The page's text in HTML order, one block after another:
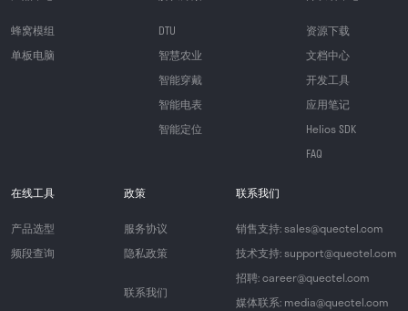
蜂窝模组
单板电脑
DTU
智慧农业
智能穿戴
智能电表
智能定位
资源下载
文档中心
开发工具
应用笔记
Helios SDK
FAQ
在线工具
产品选型
频段查询
政策
服务协议
隐私政策
联系我们
联系我们
销售支持: sales@quectel.com
技术支持: support@quectel.com
招聘: career@quectel.com
媒体联系: media@quectel.com